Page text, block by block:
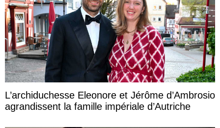
L’archiduchesse Eleonore et Jérôme d’Ambrosio
agrandissent la famille impériale d’Autriche